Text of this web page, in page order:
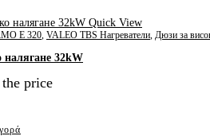
Quick View
E 320, VALEO TBS Нагреватели, Дюзи за
налягане 32kW
price